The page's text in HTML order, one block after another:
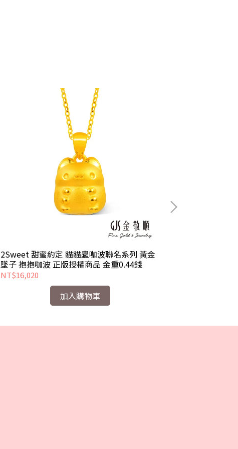
2Sweet 甜蜜約定 貓貓蟲咖波聯名系列 黃金
墜子 抱抱咖波 正版授權商品 金重0.44錢
NT$16,020
加入購物車